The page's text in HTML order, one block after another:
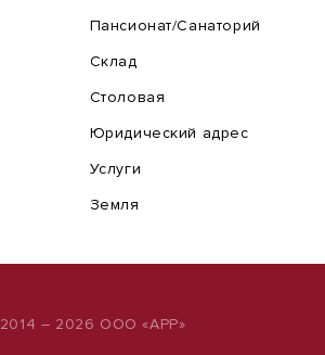
Пансионат/Санаторий
Склад
Столовая
Юридический адрес
Услуги
Земля
2014 – 2026 ООО «АРР»